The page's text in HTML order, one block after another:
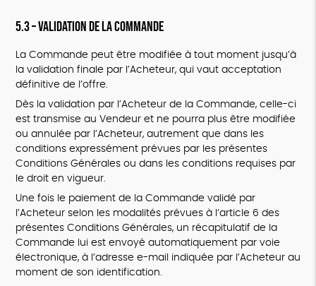
5.3 – Validation de la Commande
La Commande peut être modifiée à tout moment jusqu’à
la validation finale par l’Acheteur, qui vaut acceptation
définitive de l’offre.
Dès la validation par l’Acheteur de la Commande, celle-ci
est transmise au Vendeur et ne pourra plus être modifiée
ou annulée par l’Acheteur, autrement que dans les
conditions expressément prévues par les présentes
Conditions Générales ou dans les conditions requises par
le droit en vigueur.
Une fois le paiement de la Commande validé par
l’Acheteur selon les modalités prévues à l’article 6 des
présentes Conditions Générales, un récapitulatif de la
Commande lui est envoyé automatiquement par voie
électronique, à l’adresse e-mail indiquée par l’Acheteur au
moment de son identification.